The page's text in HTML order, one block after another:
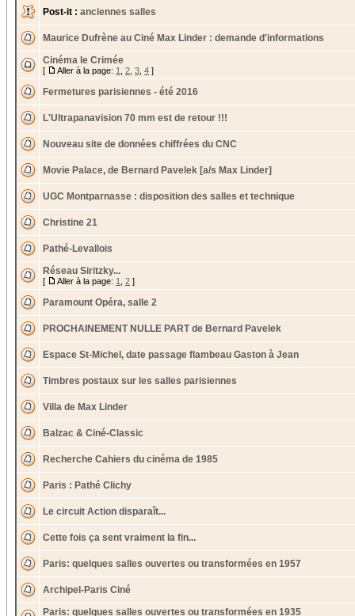
Post-it : anciennes salles
Maurice Dufrène au Ciné Max Linder : demande d'informations
Cinéma le Crimée
[ Aller à la page: 1 2 3 4 ]
Fermetures parisiennes - été 2016
L'Ultrapanavision 70 mm est de retour !!!
Nouveau site de données chiffrées du CNC
Movie Palace, de Bernard Pavelek [a/s Max Linder]
UGC Montparnasse : disposition des salles et technique
Christine 21
Pathé-Levallois
Réseau Siritzky...
[ Aller à la page: 1 2 ]
Paramount Opéra, salle 2
PROCHAINEMENT NULLE PART de Bernard Pavelek
Espace St-Michel, date passage flambeau Gaston à Jean
Timbres postaux sur les salles parisiennes
Villa de Max Linder
Balzac & Ciné-Classic
Recherche Cahiers du cinéma de 1985
Paris : Pathé Clichy
Le circuit Action disparaît...
Cette fois ça sent vraiment la fin...
Paris: quelques salles ouvertes ou transformées en 1957
Archipel-Paris Ciné
Paris: quelques salles ouvertes ou transformées en 1935